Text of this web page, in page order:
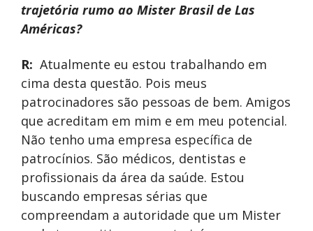
trajetória rumo ao Mister Brasil de Las
Américas?
R: Atualmente eu estou trabalhando em
cima desta questão. Pois meus
patrocinadores são pessoas de bem. Amigos
que acreditam em mim e em meu potencial.
Não tenho uma empresa específica de
patrocínios. São médicos, dentistas e
profissionais da área da saúde. Estou
buscando empresas sérias que
compreendam a autoridade que um Mister